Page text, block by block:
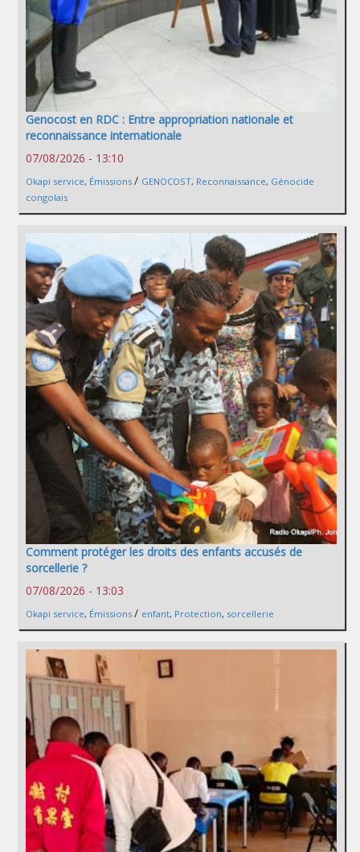
Genocost en RDC : Entre appropriation nationale et
reconnaissance internationale
07/08/2026 - 13:10
Okapi service, Émissions / GENOCOST, Reconnaissance, Génocide
congolais
Comment protéger les droits des enfants accusés de
sorcellerie ?
07/08/2026 - 13:03
Okapi service, Émissions / enfant, Protection, sorcellerie